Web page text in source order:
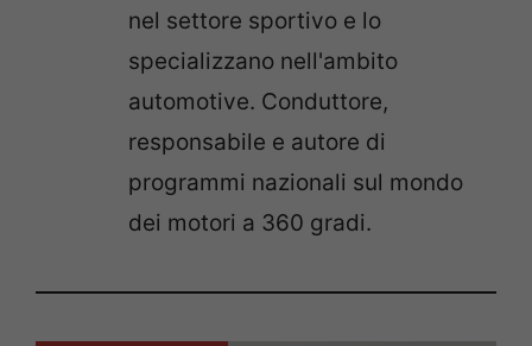
nel settore sportivo e lo
specializzano nell'ambito
automotive. Conduttore,
responsabile e autore di
programmi nazionali sul mondo
dei motori a 360 gradi.